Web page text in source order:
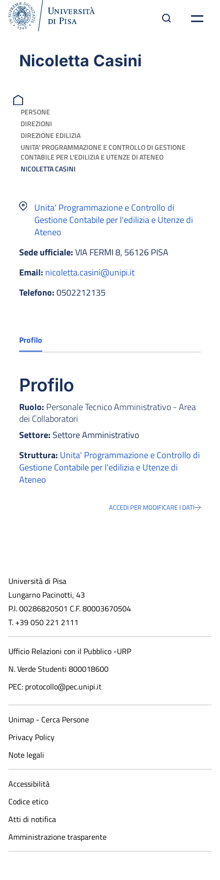
Nicoletta Casini
PERSONE
DIREZIONI
DIREZIONE EDILIZIA
UNITA' PROGRAMMAZIONE E CONTROLLO DI GESTIONE
CONTABILE PER L'EDILIZIA E UTENZE DI ATENEO
NICOLETTA CASINI
Unita' Programmazione e Controllo di
Gestione Contabile per l'edilizia e Utenze di
Ateneo
Sede ufficiale:VIA FERMI 8, 56126 PISA
Email: nicoletta.casini@unipi.it
Telefono:0502212135
Profilo
Profilo
Ruolo: Personale Tecnico Amministrativo - Area
dei Collaboratori
Settore: Settore Amministrativo
Struttura: Unita' Programmazione e Controllo di
Gestione Contabile per l'edilizia e Utenze di
Ateneo
ACCEDI PER MODIFICARE I DATI
Università di Pisa
Lungarno Pacinotti, 43
P.I. 00286820501 C.F. 80003670504
T. +39 050 221 2111
Ufficio Relazioni con il Pubblico -URP
N. Verde Studenti 800018600​
PEC: protocollo@pec.unipi.it
Unimap - Cerca Persone
Privacy Policy
Note legali
Accessibilità
Codice etico
Atti di notifica
Amministrazione trasparente